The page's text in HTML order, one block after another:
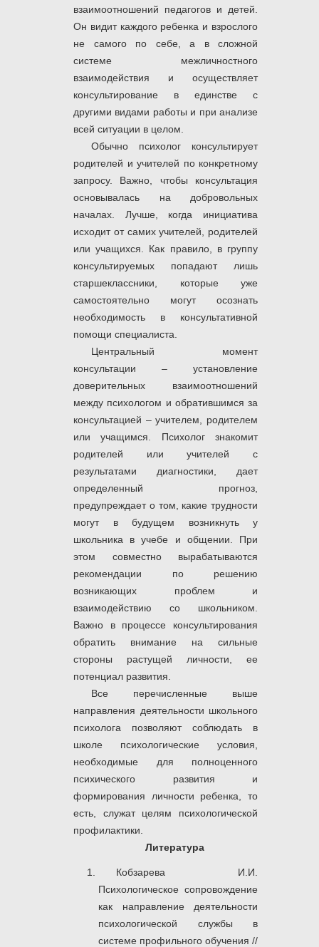
взаимоотношений педагогов и детей.
Он видит каждого ребенка и взрослого
не самого по себе, а в сложной
системе межличностного
взаимодействия и осуществляет
консультиро­вание в единстве с
другими видами работы и при анализе
всей ситуации в целом.
Обычно психолог консультирует
родителей и учителей по конкретному
запросу. Важно, чтобы консультация
основывалась на доброволь­ных
началах. Лучше, когда инициатива
исходит от самих учителей, родителей
или учащихся. Как правило, в группу
консультируемых попадают лишь
старшеклассники, которые уже
самостоятельно могут осознать
необходимость в консультативной
помощи специалиста.
Центральный момент
консультации – установление
доверительных взаимоотно­шений
между психологом и обратившимся за
консультацией – учителем, родителем
или учащимся. Психолог знакомит
родителей или учителей с
результатами диагностики, дает
определенный прогноз,
предупреждает о том, какие трудности
могут в будущем возникнуть у
школьника в учебе и общении. При
этом совместно вырабатываются
рекомендации по решению
возникающих проблем и
взаимодействию со школьником.
Важно в процессе консультирования
обратить внимание на сильные
стороны растущей личности, ее
потенциал развития.
Все перечисленные выше
направления деятельности школьного
психолога позволяют соблюдать в
школе психологические условия,
необходимые для полноценного
психического развития и
формирования личности ребенка, то
есть, служат целям психологической
профилактики.
Литература
Кобзарева И.И.
Психологическое сопровождение
как направление деятельности
психологической службы в
системе профильного обучения //